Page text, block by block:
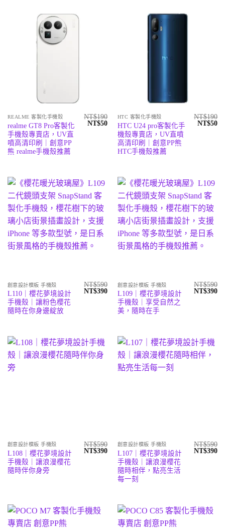
REALME 客製化手機殼
realme GT8 Pro客製化
手機殼專賣店，UV直
噴高清印刷｜創意PP
熊 realme手機殼推薦
NT$190
原
NT$190。
NT$50目
格：
NT$50。
HTC 客製化手機殼
HTC U24 pro客製化手
機殼專賣店，UV直噴
高清印刷｜創意PP熊
HTC手機殼推薦
NT$190
原
NT$50目
創意設計模板 手機殼
L110｜櫻花夢境設計
手機殼｜讓粉色櫻花
隨時在你身邊綻放
NT$590
原
NT$390目
格：
創意設計模板 手機殼
L109｜櫻花夢境設計
手機殼｜享受自然之
美，隨時在手
NT$590
原
NT$390目
創意設計模板 手機殼
L108｜櫻花夢境設計
手機殼｜讓浪漫櫻花
隨時伴你身旁
NT$590
原
NT$390目
格：
NT$390。
創意設計模板 手機殼
L107｜櫻花夢境設計
手機殼｜讓浪漫櫻花
隨時相伴，點亮生活
每一刻
NT$590
原
NT$390目